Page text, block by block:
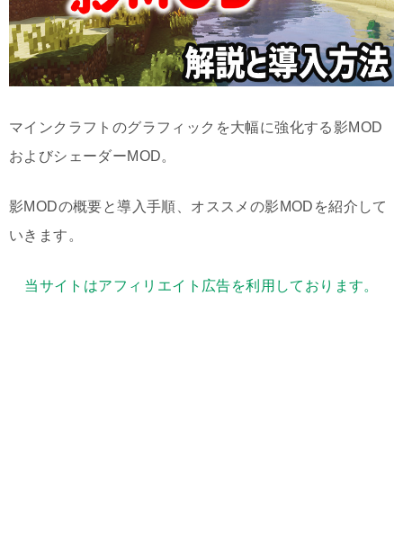
マインクラフトのグラフィックを大幅に強化する影MOD
およびシェーダーMOD。
影MODの概要と導入手順、オススメの影MODを紹介して
いきます。
当サイトはアフィリエイト広告を利用しております。